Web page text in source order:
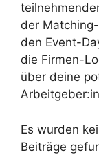
der
den Event-
die Firmen-
über deine
Es wurden
Beiträge